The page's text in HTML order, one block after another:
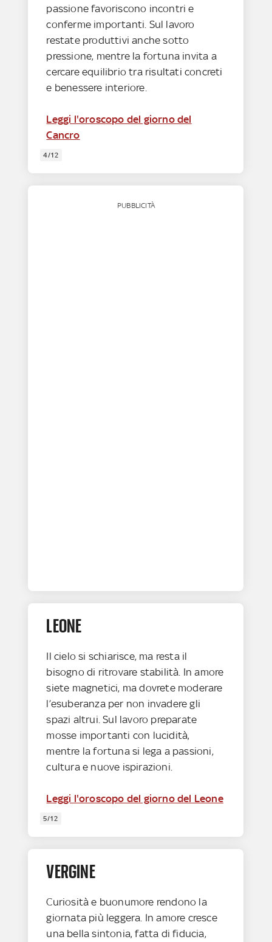
passione favoriscono incontri e
conferme importanti. Sul lavoro
restate produttivi anche sotto
pressione, mentre la fortuna invita a
cercare equilibrio tra risultati concreti
e benessere interiore.
Leggi l'oroscopo del giorno del
Cancro
4/12
PUBBLICITÀ
LEONE
Il cielo si schiarisce, ma resta il
bisogno di ritrovare stabilità. In amore
siete magnetici, ma dovrete moderare
l’esuberanza per non invadere gli
spazi altrui. Sul lavoro preparate
mosse importanti con lucidità,
mentre la fortuna si lega a passioni,
cultura e nuove ispirazioni.
Leggi l'oroscopo del giorno del Leone
5/12
VERGINE
Curiosità e buonumore rendono la
giornata più leggera. In amore cresce
una bella sintonia, fatta di fiducia,